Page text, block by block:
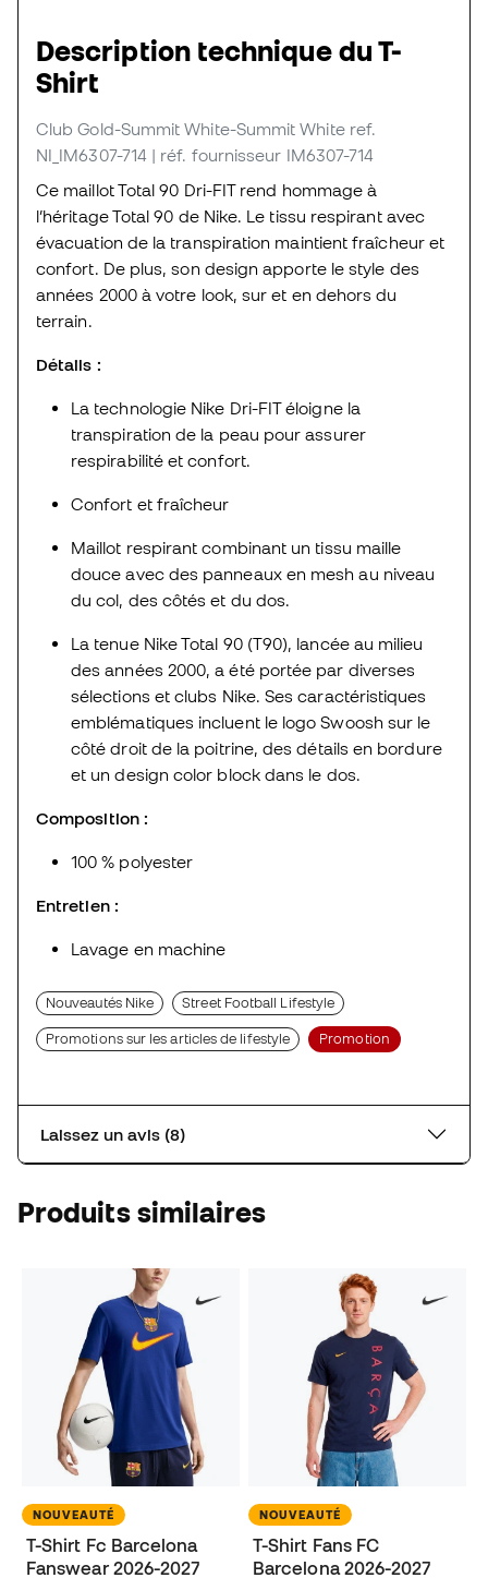
Description technique du T-
Shirt
Club Gold-Summit White-Summit White ref.
NI_IM6307-714 | réf. fournisseur IM6307-714
Ce maillot Total 90 Dri-FIT rend hommage à
l’héritage Total 90 de Nike. Le tissu respirant avec
évacuation de la transpiration maintient fraîcheur et
confort. De plus, son design apporte le style des
années 2000 à votre look, sur et en dehors du
terrain.
Détails :
La technologie Nike Dri-FIT éloigne la
transpiration de la peau pour assurer
respirabilité et confort.
Confort et fraîcheur
Maillot respirant combinant un tissu maille
douce avec des panneaux en mesh au niveau
du col, des côtés et du dos.
La tenue Nike Total 90 (T90), lancée au milieu
des années 2000, a été portée par diverses
sélections et clubs Nike. Ses caractéristiques
emblématiques incluent le logo Swoosh sur le
côté droit de la poitrine, des détails en bordure
et un design color block dans le dos.
Composition :
100 % polyester
Entretien :
Lavage en machine
Nouveautés Nike Street Football Lifestyle
Promotions sur les articles de lifestyle Promotion
Laissez un avis (8)
Produits similaires
NOUVEAUTÉ
T-Shirt Fc Barcelona
Fanswear 2026-2027
NOUVEAUTÉ
T-Shirt Fans FC
Barcelona 2026-2027